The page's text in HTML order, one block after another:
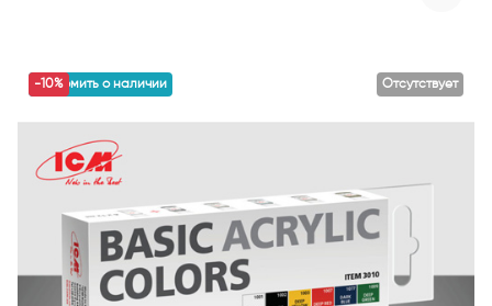
Отсутствует
уведомить о наличии
-10%